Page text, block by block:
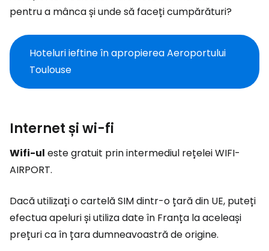
pentru a mânca și unde să faceți cumpărături?
Hoteluri ieftine în apropierea Aeroportului
Toulouse
Internet și wi-fi
Wifi-ul este gratuit prin intermediul rețelei WIFI-
AIRPORT.
Dacă utilizați o cartelă SIM dintr-o țară din UE, puteți
efectua apeluri și utiliza date în Franța la aceleași
prețuri ca în țara dumneavoastră de origine.